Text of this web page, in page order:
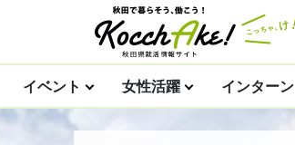
イベント 女性活躍 インターン